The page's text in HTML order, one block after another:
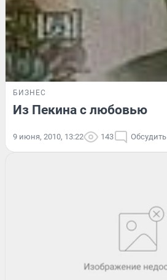
БИЗНЕС
Из Пекина с любовью
9 июня, 2010, 13:22 143 Обсудить